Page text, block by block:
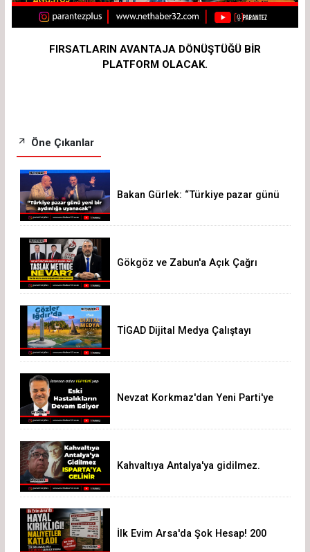
FIRSATLARIN AVANTAJA DÖNÜŞTÜĞÜ BİR
PLATFORM OLACAK.
Öne Çıkanlar
Bakan Gürlek: “Türkiye pazar günü
Gökgöz ve Zabun'a Açık Çağrı
TİGAD Dijital Medya Çalıştayı
Nevzat Korkmaz'dan Yeni Parti'ye
Kahvaltıya Antalya'ya gidilmez.
İlk Evim Arsa'da Şok Hesap! 200